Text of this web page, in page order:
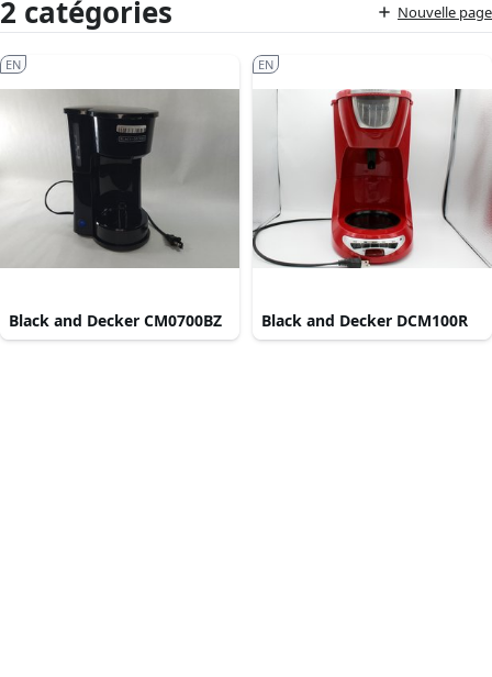
2 catégories Nouvelle page
Black and Decker CM0700BZ
EN
Black and Decker DCM100R
EN